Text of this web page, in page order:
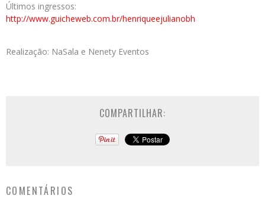
Últimos ingressos:
http://www.guicheweb.com.br/henriqueejulianobh
Realização: NaSala e Nenety Eventos
COMPARTILHAR:
COMENTÁRIOS